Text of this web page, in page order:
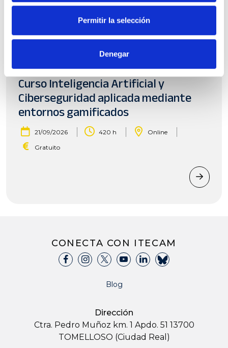
Permitir la selección
Denegar
Digitalización
Curso Inteligencia Artificial y
Ciberseguridad aplicada mediante
entornos gamificados
21/09/2026 | 420 h | Online |
Gratuito
CONECTA CON ITECAM
Blog
Dirección
Ctra. Pedro Muñoz km. 1 Apdo. 51 13700
TOMELLOSO (Ciudad Real)